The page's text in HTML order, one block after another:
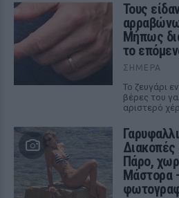
Τους
Μήπως
το
ΣΉΜΕΡΑ
Το ζευγάρι
βέρες του
αριστερό
Διακοπές
Πάρο,
Μάστορα